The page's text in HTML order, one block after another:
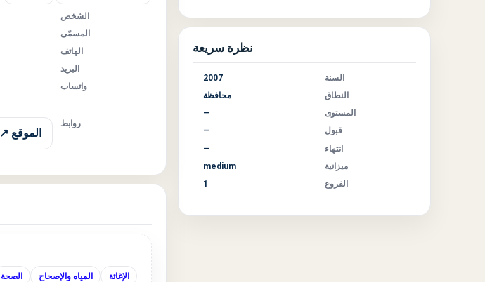
نظرة سريعة
السنة
2007
النطاق
محافظة
المستوى
—
قبول
—
انتهاء
—
ميزانية
medium
الفروع
1
الشخص
المسمّى
الهاتف
البريد
واتساب
روابط
الموقع ↗
الإغاثة المياه والإصحاح الصحة